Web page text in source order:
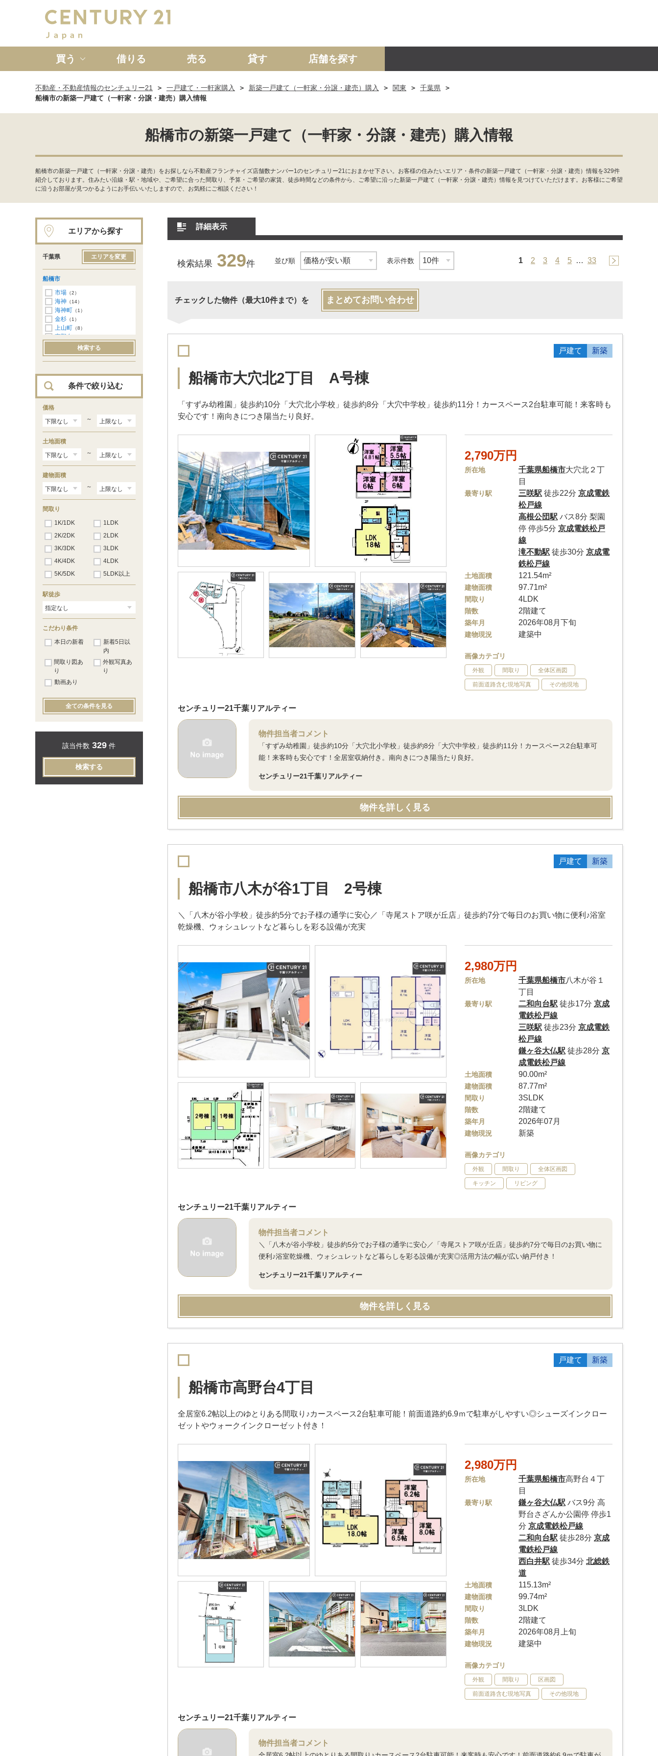
買う
新築一戸建て 中古一戸建て マンション 土地 事業投資用
借りる 売る 貸す 店舗を探す
不動産・不動産情報のセンチュリー21 一戸建て・一軒家購入 新築一戸建て（一軒家・分譲・建売）購入 関東
千葉県
船橋市の新築一戸建て（一軒家・分譲・建売）購入情報
船橋市の新築一戸建て（一軒家・分譲・建売）購入情報
船橋市の新築一戸建て（一軒家・分譲・建売）をお探しなら不動産フランチャイズ店舗数ナンバー1のセンチュリー21におまかせ下さい。お客様の住みたいエリア・条件の新築一戸建て（一軒家・分譲・建売）情報を329件
紹介しております。住みたい沿線・駅・地域や、ご希望に合った間取り、予算・ご希望の家賃、徒歩時間などの条件から、ご希望に沿った新築一戸建て（一軒家・分譲・建売）情報を見つけていただけます。お客様にご希望
に沿うお部屋が見つかるようにお手伝いいたしますので、お気軽にご相談ください！
詳細表示
検索結果 329件 並び順 表示件数 1 2 3 4 5 … 33
チェックした物件（最大10件まで）を まとめてお問い合わせ
戸建て 新築
船橋市大穴北2丁目 A号棟
「すずみ幼稚園」徒歩約10分「大穴北小学校」徒歩約8分「大穴中学校」徒歩約11分！カースペース2台駐車可能！来客時も
安心です！南向きにつき陽当たり良好。
2,790万円
所在地 千葉県船橋市大穴北２丁
目
最寄り駅 三咲駅 徒歩22分京成電鉄
松戸線
高根公団駅 バス8分 梨園
停 停歩5分京成電鉄松戸
線
滝不動駅 徒歩30分京成電
鉄松戸線
土地面積 121.54m²
建物面積 97.71m²
間取り 4LDK
階数 2階建て
築年月 2026年08月下旬
建物現況 建築中
画像カテゴリ
外観 間取り 全体区画図
前面道路含む現地写真 その他現地
センチュリー21千葉リアルティー
物件担当者コメント
「すずみ幼稚園」徒歩約10分「大穴北小学校」徒歩約8分「大穴中学校」徒歩約11分！カースペース2台駐車可
能！来客時も安心です！全居室収納付き。南向きにつき陽当たり良好。
センチュリー21千葉リアルティー
物件を詳しく見る
戸建て 新築
船橋市八木が谷1丁目 2号棟
＼「八木が谷小学校」徒歩約5分でお子様の通学に安心／「寺尾ストア咲が丘店」徒歩約7分で毎日のお買い物に便利♪浴室
乾燥機、ウォシュレットなど暮らしを彩る設備が充実
2,980万円
所在地 千葉県船橋市八木が谷１
丁目
最寄り駅 二和向台駅 徒歩17分京成
電鉄松戸線
三咲駅 徒歩23分京成電鉄
松戸線
鎌ヶ谷大仏駅 徒歩28分京
成電鉄松戸線
土地面積 90.00m²
建物面積 87.77m²
間取り 3SLDK
階数 2階建て
築年月 2026年07月
建物現況 新築
画像カテゴリ
外観 間取り 全体区画図
キッチン リビング
センチュリー21千葉リアルティー
物件担当者コメント
＼「八木が谷小学校」徒歩約5分でお子様の通学に安心／「寺尾ストア咲が丘店」徒歩約7分で毎日のお買い物に
便利♪浴室乾燥機、ウォシュレットなど暮らしを彩る設備が充実◎活用方法の幅が広い納戸付き！
センチュリー21千葉リアルティー
物件を詳しく見る
戸建て 新築
船橋市高野台4丁目
全居室6.2帖以上のゆとりある間取り♪カースペース2台駐車可能！前面道路約6.9ｍで駐車がしやすい◎シューズインクロー
ゼットやウォークインクローゼット付き！
2,980万円
所在地 千葉県船橋市高野台４丁
目
最寄り駅 鎌ヶ谷大仏駅 バス9分 高
野台さざんか公園停 停歩1
分京成電鉄松戸線
二和向台駅 徒歩28分京成
電鉄松戸線
西白井駅 徒歩34分北総鉄
道
土地面積 115.13m²
建物面積 99.74m²
間取り 3LDK
階数 2階建て
築年月 2026年08月上旬
建物現況 建築中
画像カテゴリ
外観 間取り 区画図
前面道路含む現地写真 その他現地
センチュリー21千葉リアルティー
物件担当者コメント
エリアから探す
千葉県 エリアを変更
船橋市
市場 （2）
海神 （14）
海神町 （1）
金杉 （1）
上山町 （8）
高野台
（5）
咲が丘（6）
芝山（5）
高根台 （7）
坪井町（3）
夏見（5）
習志野（1）
習志野台
西習志野（3）
二宮
飯山満町 （5）
浜町（3）
二和東
前原西 （24）
前原東（6）
松が丘
丸山 （7）
南本町
南三咲（4）
みやぎ台
本中山（2）
八木が谷（9）
大穴北
大穴南（18）
坪井東
検索する
条件で絞り込む
価格
～
土地面積
～
建物面積
～
間取り
1K/1DK
1LDK
2K/2DK
2LDK
3K/3DK
3LDK
4K/4DK
4LDK
5K/5DK
5LDK以上
駅徒歩
こだわり条件
本日の新着
新着5日以
内
間取り図あ
り
外観写真あ
り
動画あり
全ての条件を見る
該当件数 329 件
検索する